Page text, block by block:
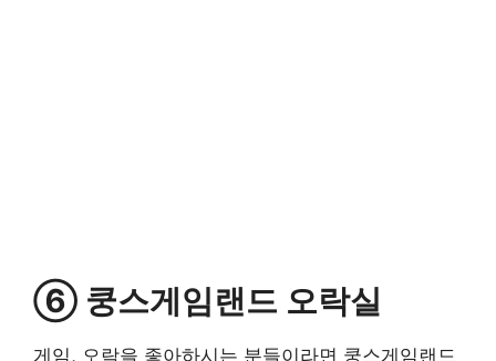
⑥ 쿵스게임랜드 오락실
게임, 오락을 좋아하시는 분들이라면 쿵스게임랜드